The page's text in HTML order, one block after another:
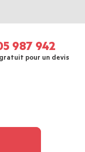
987 942
pour un devis